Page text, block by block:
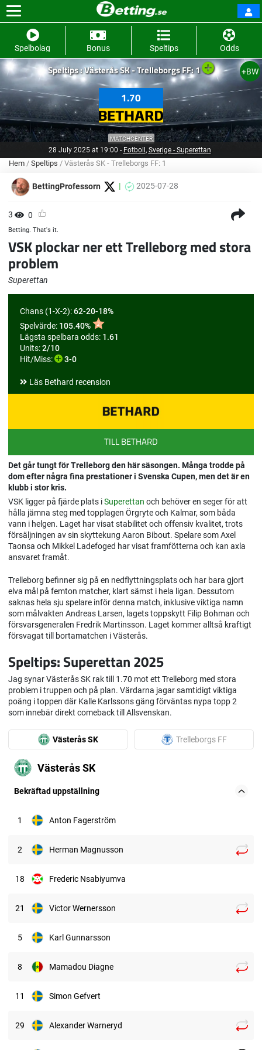
Spelbolag Bonus Speltips Odds
+BW
Speltips : Västerås SK - Trelleborgs FF: 1
1.70
MATCHCENTER
28 July 2025 at 19:00 - Fotboll , Sverige - Superettan
Hem / Speltips / Västerås SK - Trelleborgs FF: 1
BettingProfessorn 2025-07-28
3 0
Betting. That's it.
VSK plockar ner ett Trelleborg med stora
problem
Superettan
Chans (1-X-2):62-20-18%
Spelvärde: 105.40%
Lägsta spelbara odds: 1.61
Units:2/10
Hit/Miss:
3-0
Läs Bethard recension
TILL BETHARD
Det går tungt för Trelleborg den här säsongen. Många trodde på
dom efter några fina prestationer i Svenska Cupen, men det är en
klubb i stor kris.
VSK ligger på fjärde plats iSuperettan och behöver en seger för att
hålla jämna steg med topplagen Örgryte och Kalmar, som båda
vann i helgen. Laget har visat stabilitet och offensiv kvalitet, trots
försäljningen av sin skyttekung Aaron Bibout. Spelare som Axel
Taonsa och Mikkel Ladefoged har visat framfötterna och kan axla
ansvaret framåt.
Trelleborg befinner sig på en nedflyttningsplats och har bara gjort
elva mål på femton matcher, klart sämst i hela ligan. Dessutom
saknas hela sju spelare inför denna match, inklusive viktiga namn
som målvakten Andreas Larsen, lagets toppskytt Filip Bohman och
försvarsgeneralen Fredrik Martinsson. Laget kommer alltså kraftigt
försvagat till bortamatchen i Västerås.
Speltips: Superettan 2025
Jag synar Västerås SK rak till 1.70 mot ett Trelleborg med stora
problem i truppen och på plan. Värdarna jagar samtidigt viktiga
poäng i toppen där Kalle Karlssons gäng förväntas nypa topp 2
som innebär direkt comeback till Allsvenskan.
Västerås SK Trelleborgs FF
Västerås SK
Bekräftad uppställning
1 Anton Fagerström
2 Herman Magnusson
18 Frederic Nsabiyumva
21 Victor Wernersson
5 Karl Gunnarsson
8 Mamadou Diagne
11 Simon Gefvert
29 Alexander Warneryd